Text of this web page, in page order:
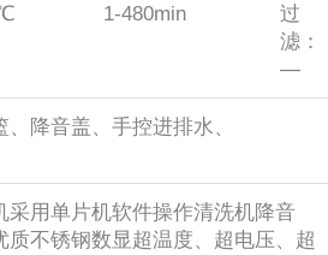
1-480min
过
滤：
—
降音盖、手控进排水、
采用单片机软件操作清洗机降音
质不锈钢数显超温度、超电压、超